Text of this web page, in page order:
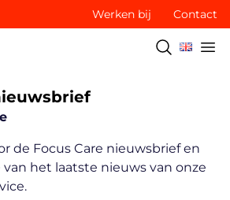
Werken bij Contact
de Focus Care nieuwsbrief en
het laatste nieuws van onze